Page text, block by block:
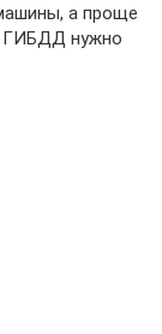
а проще
ГИБДД нужно